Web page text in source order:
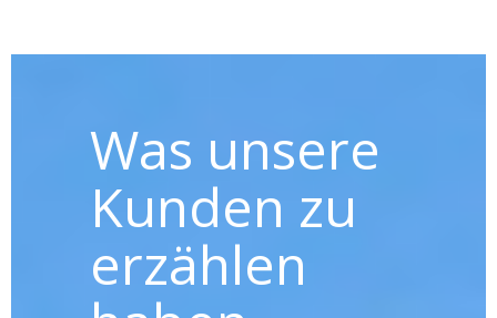
Was unsere
Kunden zu
erzählen